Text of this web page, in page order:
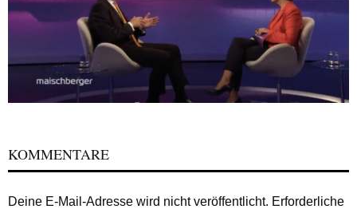
KOMMENTARE
Deine E-Mail-Adresse wird nicht veröffentlicht. Erforderliche